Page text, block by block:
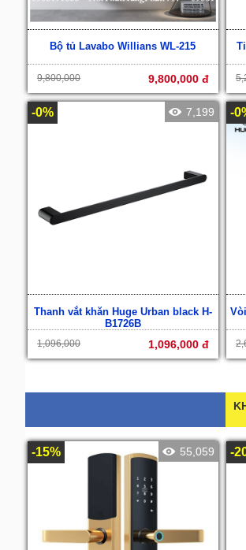
Bộ tủ Lavabo Willians WL-215
9,800,000 9,800,000 đ
-0% 7,199
Thanh vắt khăn Huge Urban black H-
B1726B
1,096,000 1,096,000 đ
-
-15% 55,059 -